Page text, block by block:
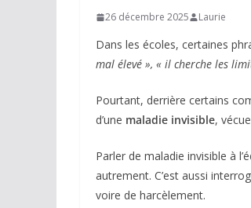
26 décembre 2025 Laurie
Dans les écoles, certaines
mal élevé », « il cherche les
Pourtant, derrière certains
d’une maladie invisible,
Parler de maladie invisible à
autrement. C’est aussi
voire de harcèlement.